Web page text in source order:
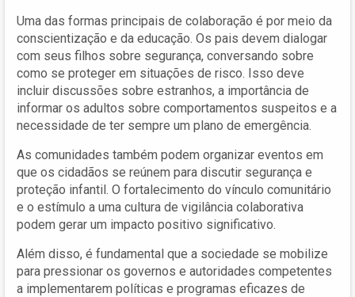
Uma das formas principais de colaboração é por meio da
conscientização e da educação. Os pais devem dialogar
com seus filhos sobre segurança, conversando sobre
como se proteger em situações de risco. Isso deve
incluir discussões sobre estranhos, a importância de
informar os adultos sobre comportamentos suspeitos e a
necessidade de ter sempre um plano de emergência.
As comunidades também podem organizar eventos em
que os cidadãos se reúnem para discutir segurança e
proteção infantil. O fortalecimento do vínculo comunitário
e o estímulo a uma cultura de vigilância colaborativa
podem gerar um impacto positivo significativo.
Além disso, é fundamental que a sociedade se mobilize
para pressionar os governos e autoridades competentes
a implementarem políticas e programas eficazes de